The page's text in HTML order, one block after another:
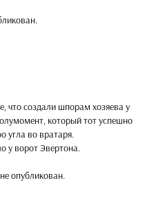
что создали шпорам хозяева у
который тот успешно
угла во вратаря.
у ворот Эвертона.
опубликован.